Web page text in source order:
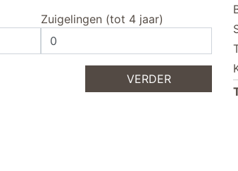
Zuigelingen (tot 4 jaar)
VERDER